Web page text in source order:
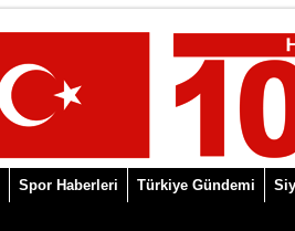
Spor Haberleri Türkiye Gündemi